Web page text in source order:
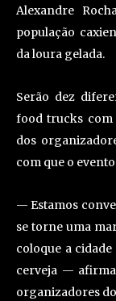
Alexandre
população
da loura gelada.
Serão dez
food trucks com
dos
com que o
— Estamos
se torne uma
coloque a
cerveja —
organizadores